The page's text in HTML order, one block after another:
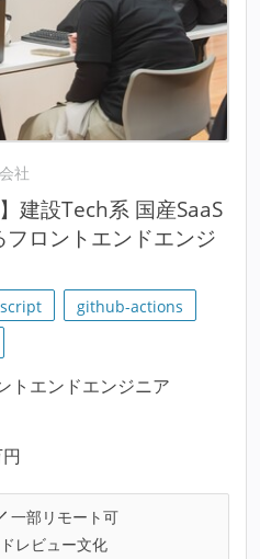
社
建設Tech系 国産SaaS
ロントエンドエンジ
github-actions
トエンドエンジニア
一部リモート可
レビュー文化